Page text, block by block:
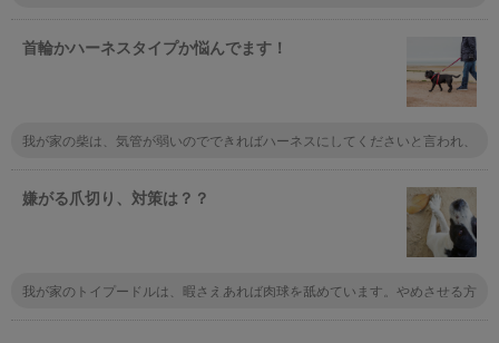
こは覚悟してください。個体にもよりますが育て方を間違わなければ温厚で
飼いやすい犬種です。 逆に言うと我慢強い面もありますので体を常日頃
からよく見てあげないと病気を見逃す慴れありますます。 とくに皮膚病
首輪かハーネスタイプか悩んでます！
我が家の柴は、気管が弱いのでできればハーネスにしてくださいと言われ、
プは入っていますが、もしもの時のために首輪に迷子札をつけています。
嫌がる爪切り、対策は？？
我が家のトイプードルは、暇さえあれば肉球を舐めています。やめさせる方